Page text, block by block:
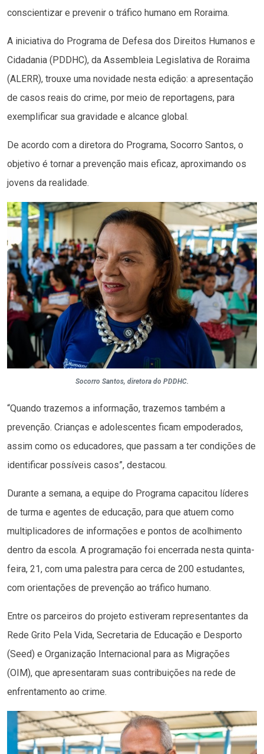
conscientizar e prevenir o tráfico humano em Roraima.
A iniciativa do Programa de Defesa dos Direitos Humanos e
Cidadania (PDDHC), da Assembleia Legislativa de Roraima
(ALERR), trouxe uma novidade nesta edição: a apresentação
de casos reais do crime, por meio de reportagens, para
exemplificar sua gravidade e alcance global.
De acordo com a diretora do Programa, Socorro Santos, o
objetivo é tornar a prevenção mais eficaz, aproximando os
jovens da realidade.
Socorro Santos, diretora do PDDHC.
“Quando trazemos a informação, trazemos também a
prevenção. Crianças e adolescentes ficam empoderados,
assim como os educadores, que passam a ter condições de
identificar possíveis casos”, destacou.
Durante a semana, a equipe do Programa capacitou líderes
de turma e agentes de educação, para que atuem como
multiplicadores de informações e pontos de acolhimento
dentro da escola. A programação foi encerrada nesta quinta-
feira, 21, com uma palestra para cerca de 200 estudantes,
com orientações de prevenção ao tráfico humano.
Entre os parceiros do projeto estiveram representantes da
Rede Grito Pela Vida, Secretaria de Educação e Desporto
(Seed) e Organização Internacional para as Migrações
(OIM), que apresentaram suas contribuições na rede de
enfrentamento ao crime.